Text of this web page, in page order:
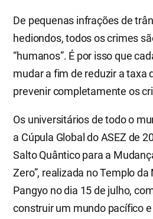
De pequenas infrações de
hediondos, todos os crimes
“humanos”. É por isso que
mudar a fim de reduzir a taxa
prevenir completamente os
Os universitários de todo o
a Cúpula Global do ASEZ de
Salto Quântico para a
Zero”, realizada no Templo
Pangyo no dia 15 de julho,
construir um mundo pacífico